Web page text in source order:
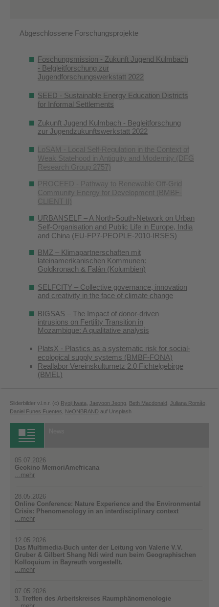
Abgeschlossene Forschungsprojekte
Foschungsmission - Zukunft Jugend Kulmbach
- Belgleitforschung zur
Jugendforschungswerkstatt 2022
SEED - Sustainable Energy Education Districts
for Informal Settlements
Zukunft Jugend Kulmbach - Begleitforschung
zur Jugendzukunftswerkstatt 2022
LoSAM - Local Self-Regulation in the Context of
Weak Statehood in Antiquity and Modernity (DFG
Research Group 2757)
PROCEED - Pathway to Renewable Off-Grid
Community Energy for Development (BMBF-
CLIENT II)
URBANSELF – A North-South-Network on Urban
Self-Organisation and Public Life in Europe, India
and China (EU-FP7-PEOPLE-2010-IRSES)
BMZ – Klimapartnerschaften mit
lateinamerikanischen Kommunen:
Goldkronach & Falán (Kolumbien)
SELFCITY – Collective governance, innovation
and creativity in the face of climate change
BIGSAS – The Impact of donor-driven
intrusions on Fertility Transition in
Mozambique: A qualitative analysis
PlatsX - Plastics as a systematic risk for social-
ecological supply systems (BMBF-FONA)
Reallabor Vereinskulturnetz 2.0 Fichtelgebirge
(BMEL)
Sliderbilder v.l.n.r. (c) Ryoji Iwata Jaeyoon Jeong Beth Macdonald Juliana Romão
Daniel Funes Fuentes
NeONBRAND auf Unsplash
05.07.2026
Geokino MemoriAmefricana
...mehr
28.05.2026
Online Conference: Nature Experience and the Environmental
Crisis: Phenomenology in an interdisciplinary context
...mehr
12.05.2026
Das Multimedia-Buch unter der Leitung von Valerie V.V.
Gruber & Gilbert Shang Ndi wird nun beim Geographischen
Kolloquium in Bayreuth vorgestellt.
...mehr
07.05.2026
3. Treffen des Arbeitskreises Raumphänomenologie